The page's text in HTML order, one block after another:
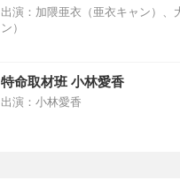
出演：加隈亜衣（亜衣キャン）、
ン）
特命取材班 小林愛香
出演：小林愛香